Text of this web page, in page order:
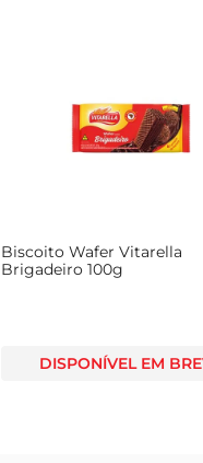
Biscoito Wafer Vitarella
Brigadeiro 100g
DISPONÍVEL EM